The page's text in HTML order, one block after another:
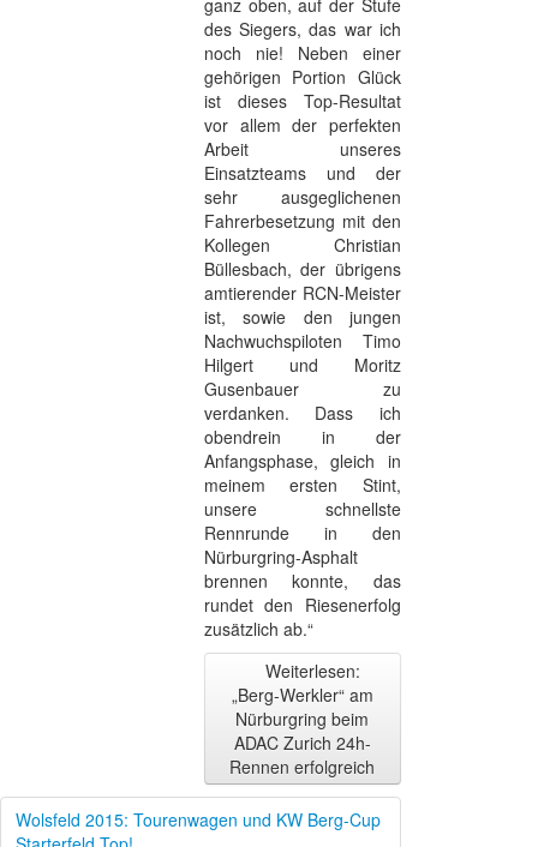
ganz oben, auf der Stufe
des Siegers, das war ich
noch nie! Neben einer
gehörigen Portion Glück
ist dieses Top-Resultat
vor allem der perfekten
Arbeit unseres
Einsatzteams und der
sehr ausgeglichenen
Fahrerbesetzung mit den
Kollegen Christian
Büllesbach, der übrigens
amtierender RCN-Meister
ist, sowie den jungen
Nachwuchspiloten Timo
Hilgert und Moritz
Gusenbauer zu
verdanken. Dass ich
obendrein in der
Anfangsphase, gleich in
meinem ersten Stint,
unsere schnellste
Rennrunde in den
Nürburgring-Asphalt
brennen konnte, das
rundet den Riesenerfolg
zusätzlich ab.“
Weiterlesen:
„Berg-Werkler“ am
Nürburgring beim
ADAC Zurich 24h-
Rennen erfolgreich
Wolsfeld 2015: Tourenwagen und KW Berg-Cup